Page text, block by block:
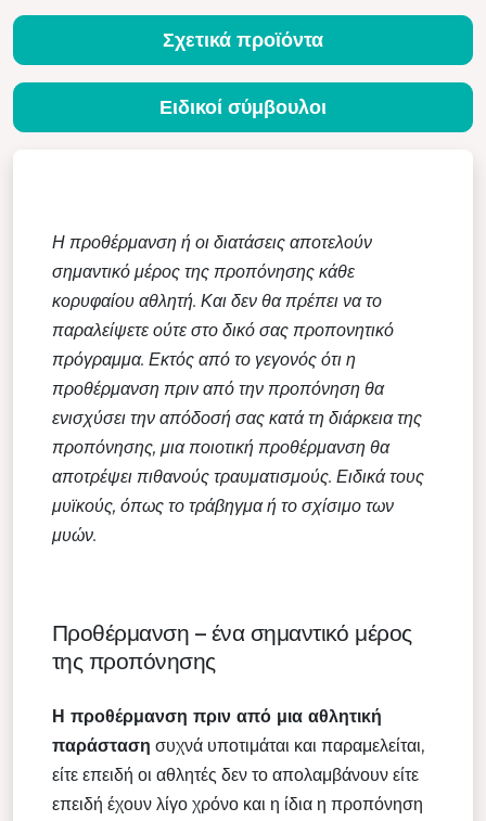
Η προθέρμανση ή οι διατάσεις αποτελούν
σημαντικό μέρος της προπόνησης κάθε
κορυφαίου αθλητή. Και δεν θα πρέπει να το
παραλείψετε ούτε στο δικό σας προπονητικό
πρόγραμμα. Εκτός από το γεγονός ότι η
προθέρμανση πριν από την προπόνηση θα
ενισχύσει την απόδοσή σας κατά τη διάρκεια της
προπόνησης, μια ποιοτική προθέρμανση θα
αποτρέψει πιθανούς τραυματισμούς. Ειδικά τους
μυϊκούς, όπως το τράβηγμα ή το σχίσιμο των
μυών.
Προθέρμανση – ένα σημαντικό μέρος
της προπόνησης
Η προθέρμανση πριν από μια αθλητική
παράσταση συχνά υποτιμάται και παραμελείται,
είτε επειδή οι αθλητές δεν το απολαμβάνουν είτε
επειδή έχουν λίγο χρόνο και η ίδια η προπόνηση
Σχετικά προϊόντα
Ειδικοί σύμβουλοι